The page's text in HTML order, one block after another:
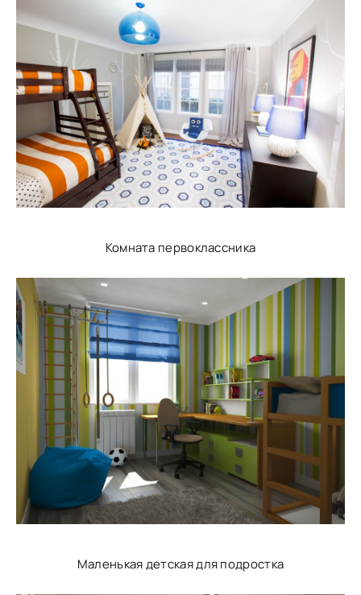
Комната первоклассника
Маленькая детская для подростка